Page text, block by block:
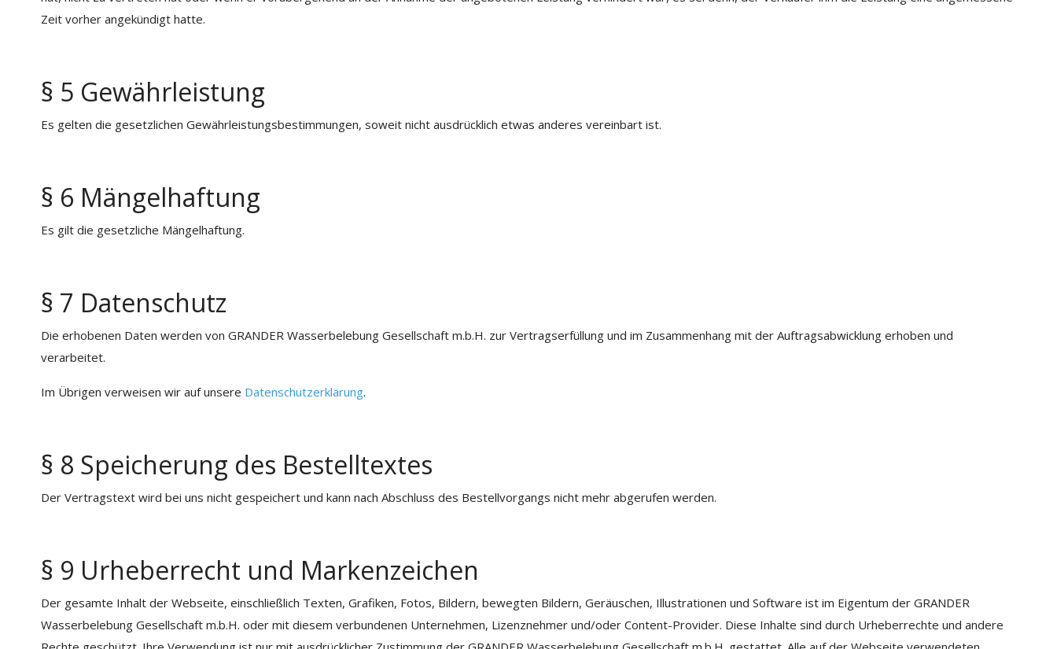
Zeit vorher angekündigt hatte.
§ 5 Gewährleistung
Es gelten die gesetzlichen Gewährleistungsbestimmungen, soweit nicht ausdrücklich etwas anderes vereinbart ist.
§ 6 Mängelhaftung
Es gilt die gesetzliche Mängelhaftung.
§ 7 Datenschutz
Die erhobenen Daten werden von GRANDER Wasserbelebung Gesellschaft m.b.H. zur Vertragserfüllung und im Zusammenhang mit der Auftragsabwicklung erhoben und
verarbeitet.
Im Übrigen verweisen wir auf unsere Datenschutzerklärung.
§ 8 Speicherung des Bestelltextes
Der Vertragstext wird bei uns nicht gespeichert und kann nach Abschluss des Bestellvorgangs nicht mehr abgerufen werden.
§ 9 Urheberrecht und Markenzeichen
Der gesamte Inhalt der Webseite, einschließlich Texten, Grafiken, Fotos, Bildern, bewegten Bildern, Geräuschen, Illustrationen und Software ist im Eigentum der GRANDER
Wasserbelebung Gesellschaft m.b.H. oder mit diesem verbundenen Unternehmen, Lizenznehmer und/oder Content-Provider. Diese Inhalte sind durch Urheberrechte und andere